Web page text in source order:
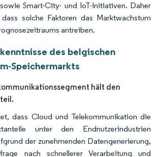
Smart-City- und IoT-Initiativen. Daher
solche Faktoren das Marktwachstum
antreiben.
des belgischen
Speichermarkts
hält den
dass Cloud und Telekommunikation die
unter den Endnutzerindustrien
der zunehmenden Datengenerierung,
nach schnellerer Verarbeitung und